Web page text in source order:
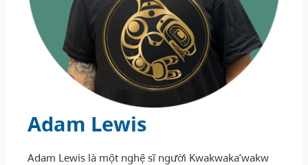
Adam Lewis
Adam Lewis là một nghệ sĩ người Kwakwaka’wakw